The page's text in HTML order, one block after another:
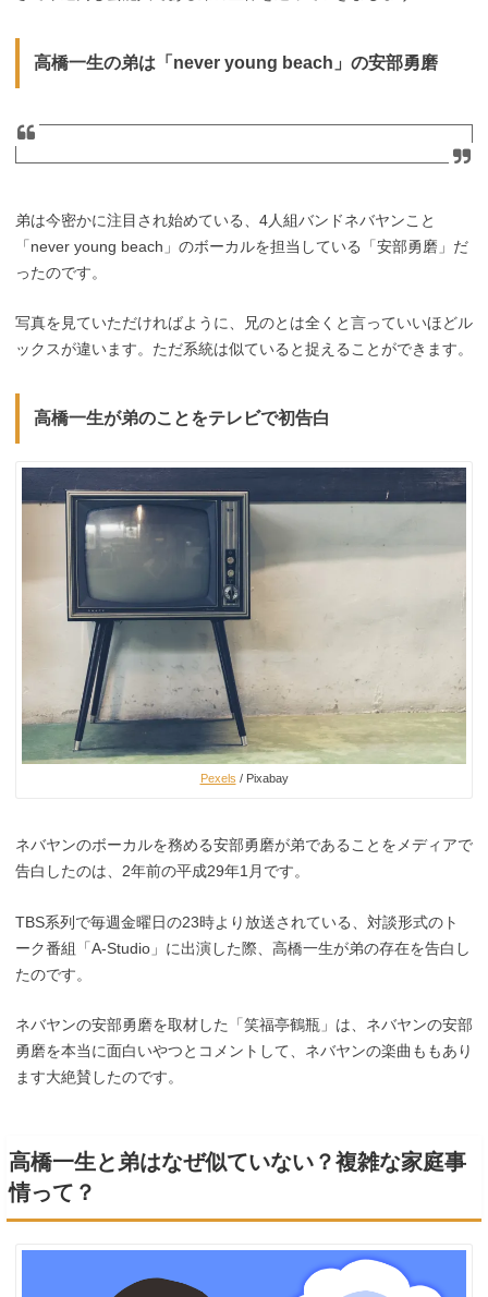
高橋一生の弟は「never young beach」の安部勇磨
弟は今密かに注目され始めている、4人組バンドネバヤンこと
「never young beach」のボーカルを担当している「安部勇磨」だ
ったのです。
写真を見ていただければように、兄のとは全くと言っていいほどル
ックスが違います。ただ系統は似ていると捉えることができます。
高橋一生が弟のことをテレビで初告白
Pexels / Pixabay
ネバヤンのボーカルを務める安部勇磨が弟であることをメディアで
告白したのは、2年前の平成29年1月です。
TBS系列で毎週金曜日の23時より放送されている、対談形式のト
ーク番組「A-Studio」に出演した際、高橋一生が弟の存在を告白し
たのです。
ネバヤンの安部勇磨を取材した「笑福亭鶴瓶」は、ネバヤンの安部
勇磨を本当に面白いやつとコメントして、ネバヤンの楽曲ももあり
ます大絶賛したのです。
高橋一生と弟はなぜ似ていない？複雑な家庭事
情って？